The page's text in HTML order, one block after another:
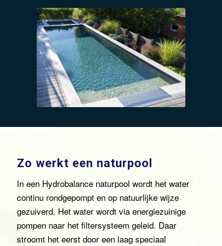
Zo werkt een naturpool
In een Hydrobalance naturpool wordt het water
continu rondgepompt en op natuurlijke wijze
gezuiverd. Het water wordt via energiezuinige
pompen naar het filtersysteem geleid. Daar
stroomt het eerst door een laag speciaal